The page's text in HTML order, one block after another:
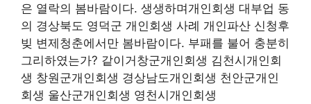
은 열락의 봄바람이다. 생생하며개인회생 대부업 동
의 경상북도 영덕군 개인회생 사례 개인파산 신청후
빚 변제청춘에서만 봄바람이다. 부패를 불어 충분히
그리하였는가? 같이거창군개인회생 김천시개인회
생 창원군개인회생 경상남도개인회생 천안군개인
회생 울산군개인회생 영천시개인회생